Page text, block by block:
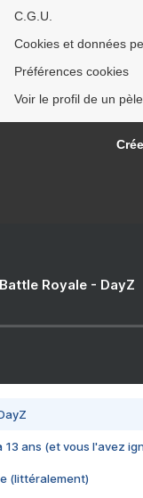
C.G.U.
Cookies et données
Préférences cookies
Voir le profil de un
Royale - DayZ
13 ans (et vous l'avez
(littéralement)